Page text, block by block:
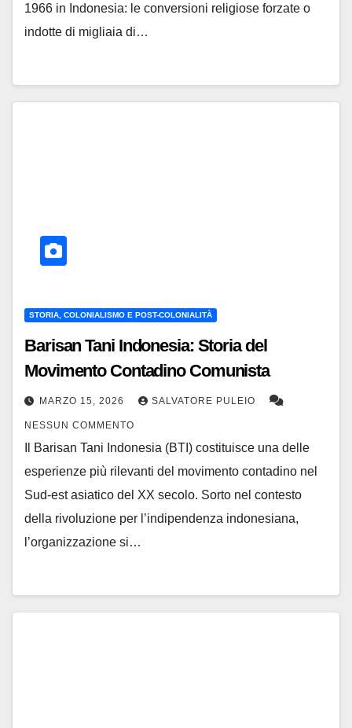
1966 in Indonesia: le conversioni religiose forzate o
indotte di migliaia di…
STORIA, COLONIALISMO E POST-COLONIALITÀ
Barisan Tani Indonesia: Storia del
Movimento Contadino Comunista
MARZO 15, 2026 SALVATORE PULEIO
NESSUN COMMENTO
Il Barisan Tani Indonesia (BTI) costituisce una delle
esperienze più rilevanti del movimento contadino nel
Sud-est asiatico del XX secolo. Sorto nel contesto
della rivoluzione per l’indipendenza indonesiana,
l’organizzazione si…